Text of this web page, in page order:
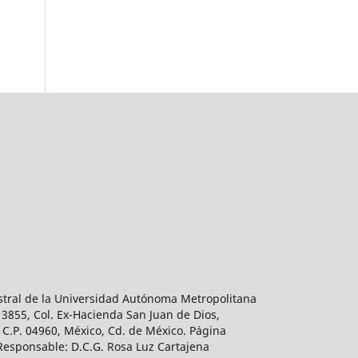
de la Universidad Autónoma Metropolitana
Col. Ex-Hacienda San Juan de Dios,
04960, México, Cd. de México. Página
D.C.G. Rosa Luz Cartajena